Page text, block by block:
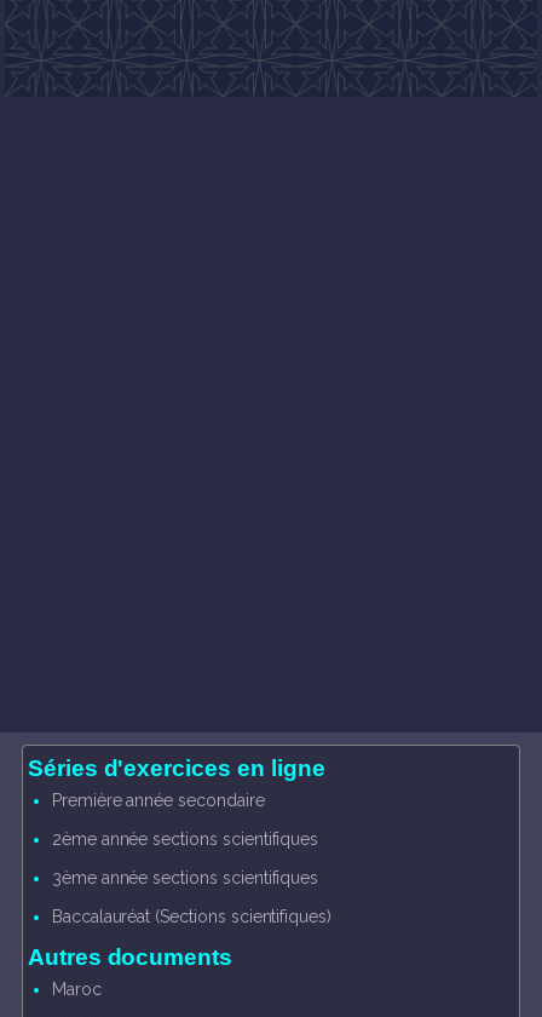
Séries d'exercices en ligne
Première année secondaire
2ème année sections scientifiques
3ème année sections scientifiques
Baccalauréat (Sections scientifiques)
Autres documents
Maroc